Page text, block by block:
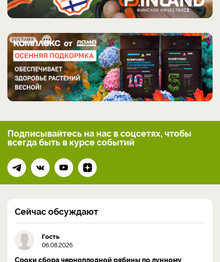
РЕКЛАМА
Подписывайтесь на нас в соцсетях, чтобы
всегдабыть в курсе событий
Сейчас обсуждают
Гость
06.08.2026
Сроки сбора черноплодной рябины по лунному